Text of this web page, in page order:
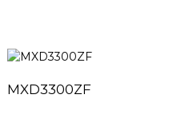
MXD3300ZF